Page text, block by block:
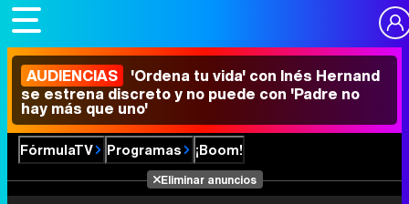
AUDIENCIAS 'Ordena tu vida' con Inés Hernand
se estrena discreto y no puede con 'Padre no
hay más que uno'
FórmulaTV Programas ¡Boom!
Eliminar anuncios